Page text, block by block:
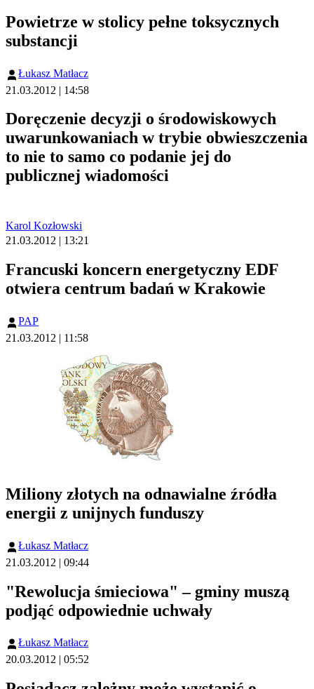
Powietrze w stolicy pełne toksycznych
substancji
Łukasz Matłacz
21.03.2012 | 14:58
Doręczenie decyzji o środowiskowych
uwarunkowaniach w trybie obwieszczenia
to nie to samo co podanie jej do
publicznej wiadomości
Karol Kozłowski
21.03.2012 | 13:21
Francuski koncern energetyczny EDF
otwiera centrum badań w Krakowie
PAP
21.03.2012 | 11:58
Miliony złotych na odnawialne źródła
energii z unijnych funduszy
Łukasz Matłacz
21.03.2012 | 09:44
"Rewolucja śmieciowa" – gminy muszą
podjąć odpowiednie uchwały
Łukasz Matłacz
20.03.2012 | 05:52